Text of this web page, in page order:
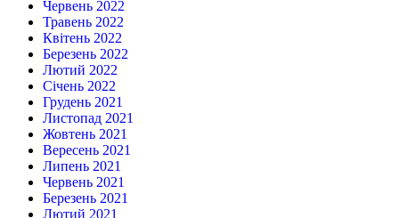
Червень 2022
Травень 2022
Квітень 2022
Березень 2022
Лютий 2022
Січень 2022
Грудень 2021
Листопад 2021
Жовтень 2021
Вересень 2021
Липень 2021
Червень 2021
Березень 2021
Лютий 2021